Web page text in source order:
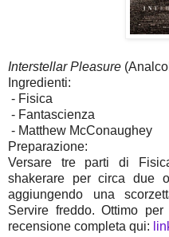
Interstellar Pleasure
Ingredienti:
- Fisica
- Fantascienza
- Matthew McConaughey
Preparazione:
Versare tre parti di
shakerare per circa due
aggiungendo una
Servire freddo. Ottimo
recensione completa qui: